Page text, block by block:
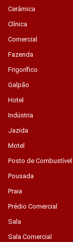
Cerâmica
Clínica
Comercial
Fazenda
Frigorífico
Galpão
Hotel
Indústria
Jazida
Motel
Posto de Combustível
Pousada
Praia
Prédio Comercial
Sala
Sala Comercial